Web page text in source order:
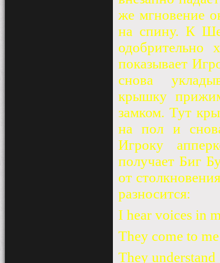
же мгновение
на спину. К
показывает
снова
крышку
замком. Тут
на пол и
Игроку
получает Биг
от
разносится:
I hear voices in
They come to me
They understand